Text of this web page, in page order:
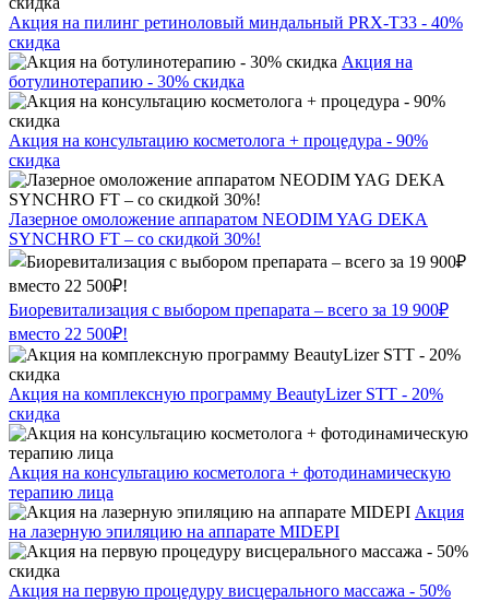
Акция на пилинг ретиноловый миндальный PRX-T33 - 40%
скидка
Акция на
ботулинотерапию - 30% скидка
Акция на консультацию косметолога + процедура - 90%
скидка
Лазерное омоложение аппаратом NEODIM YAG DEKA
SYNCHRO FT – со скидкой 30%!
Биоревитализация с выбором препарата – всего за 19 900₽
вместо 22 500₽!
Акция на комплексную программу BeautyLizer STT - 20%
скидка
Акция на консультацию косметолога + фотодинамическую
терапию лица
Акция
на лазерную эпиляцию на аппарате MIDEPI
Акция на первую процедуру висцерального массажа - 50%